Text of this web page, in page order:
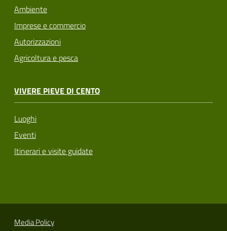
Ambiente
Imprese e commercio
Autorizzazioni
Agricoltura e pesca
VIVERE PIEVE DI CENTO
Luoghi
Eventi
Itinerari e visite guidate
Media Policy